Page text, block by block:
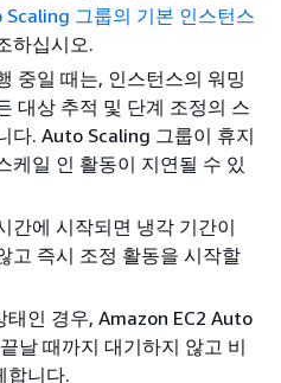
Scaling 그룹의 기본 인스턴스
하십시오.
중일 때는, 인스턴스의 워밍
대상 추적 및 단계 조정의 스
다. Auto Scaling 그룹이 휴지
케일 인 활동이 지연될 수 있
간에 시작되면 냉각 기간이
고 즉시 조정 활동을 시작할
인 경우, Amazon EC2 Auto
날 때까지 대기하지 않고 비
합니다.